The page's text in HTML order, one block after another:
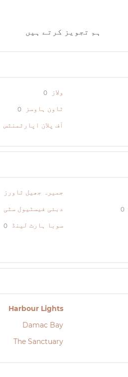
ہم تجویز کرتے ہیں
ولاز 0
ٹاون ہاوسز 0
آف پلان اپارٹمنٹس
جمیرہ جھیل ٹاورز
0 دبئی فیسٹیول سٹی
سوبا ہارٹ لینڈ 0
Harbour Lights
Damac Bay
The Sanctuary